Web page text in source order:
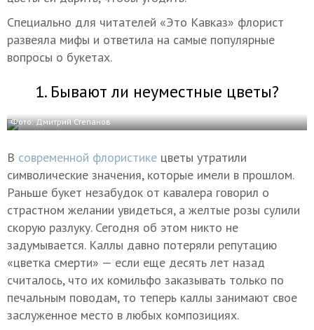
Специально для читателей «Это Кавказ» флорист
развеяла мифы и ответила на самые популярные
вопросы о букетах.
1. Бывают ли неуместные цветы?
Фото: Дмитрий Степанов
В современной флористике цветы утратили
символические значения, которые имели в прошлом.
Раньше букет незабудок от кавалера говорил о
страстном желании увидеться, а желтые розы сулили
скорую разлуку. Сегодня об этом никто не
задумывается. Каллы давно потеряли репутацию
«цветка смерти» — если еще десять лет назад
считалось, что их комильфо заказывать только по
печальным поводам, то теперь каллы занимают свое
заслуженное место в любых композициях.